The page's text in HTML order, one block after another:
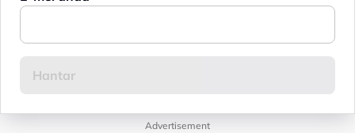
Advertisement